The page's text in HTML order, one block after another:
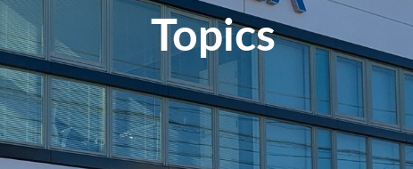
Topics